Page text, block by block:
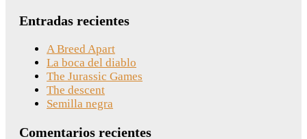
Entradas recientes
A Breed Apart
La boca del diablo
The Jurassic Games
The descent
Semilla negra
Comentarios recientes